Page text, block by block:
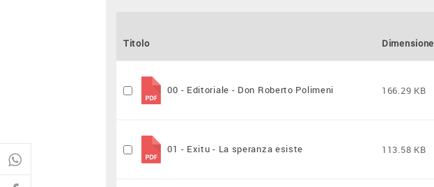
Titolo Dimensione
00 - Editoriale - Don Roberto Polimeni 166.29 KB
01 - Exitu - La speranza esiste 113.58 KB